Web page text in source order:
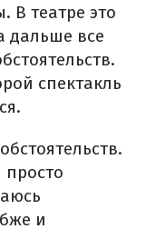
В театре это
дальше все
спектакль
и